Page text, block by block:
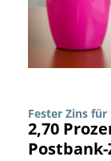
Fester Zins
2,70